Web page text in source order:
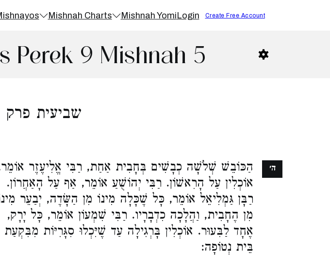
Mishnah Charts Mishnah YomiLogin Create Free Account
Perek 9 Mishnah 5
שביעית
הַכּוֹבֵשׁ שְׁלֹשָׁה כְבָשִׁים בְּחָבִית אַחַת, רַבִּי אֱלִיעֶזֶר
אוֹכְלִין עַל הָרִאשׁוֹן. רַבִּי יְהוֹשֻׁעַ אוֹמֵר, אַף עַל הָאַחֲרוֹן.
רַבָּן גַּמְלִיאֵל אוֹמֵר, כָּל שֶׁכָּלָה מִינוֹ מִן הַשָּׂדֶה, יְבַעֵר
מִן הֶחָבִית, וַהֲלָכָה כִדְבָרָיו. רַבִּי שִׁמְעוֹן אוֹמֵר, כָּל יָרָק,
אֶחָד לַבִּעוּר. אוֹכְלִין בָּרְגִילָה עַד שֶׁיִּכְלוּ סִגָּרִיּוֹת מִבִּקְעַת
בֵּית נְטוֹפָה:
ה׳